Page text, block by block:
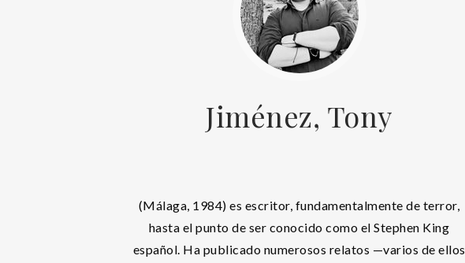
Jiménez, Tony
(Málaga, 1984) es escritor, fundamentalmente de terror,
hasta el punto de ser conocido como el Stephen King
español. Ha publicado numerosos relatos —varios de ellos